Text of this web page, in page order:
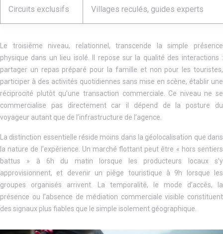
Circuits exclusifs Villages reculés, guides experts
Le troisième niveau, relationnel, transcende la simple présence
physique dans un lieu isolé. Il repose sur la qualité des interactions :
partager un repas préparé pour la famille et non pour les touristes,
participer à des activités quotidiennes sans mise en scène, établir une
réciprocité plutôt qu’une transaction commerciale. Ce niveau ne se
commercialise pas directement car il dépend de la posture du
voyageur autant que de l’infrastructure de l’agence.
La distinction essentielle réside moins dans la géolocalisation que dans
la nature de l’expérience. Un marché flottant peut être « hors sentiers
battus » à 6h du matin lorsque les producteurs locaux s’y
approvisionnent, et devenir un piège touristique à 9h lorsque les
groupes organisés arrivent. La temporalité, le mode d’accès, la
présence ou l’absence de médiation commerciale visible constituent
des signaux plus fiables que le simple isolement géographique.